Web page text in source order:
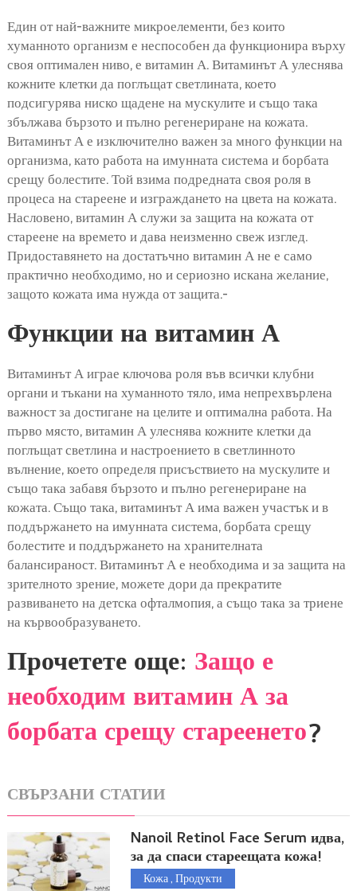
Един от най-важните микроелементи, без които
хуманното организм е неспособен да функционира върху
своя оптимален ниво, е витамин А. Витаминът А улеснява
кожните клетки да поглъщат светлината, което
подсигурява ниско щадене на мускулите и също така
збължава бързото и пълно регенериране на кожата.
Витаминът А е изключително важен за много функции на
организма, като работа на имунната система и борбата
срещу болестите. Той взима подредната своя роля в
процеса на стареене и изграждането на цвета на кожата.
Насловено, витамин А служи за защита на кожата от
стареене на времето и дава неизменно свеж изглед.
Придоставянето на достатъчно витамин А не е само
практично необходимо, но и сериозно искана желание,
защото кожата има нужда от защита.-
Функции на витамин А
Витаминът А играе ключова роля във всички клубни
органи и тъкани на хуманното тяло, има непрехвърлена
важност за достигане на целите и оптимална работа. На
първо място, витамин А улеснява кожните клетки да
поглъщат светлина и настроението в светлинното
вълнение, което определя присъствието на мускулите и
също така забавя бързото и пълно регенериране на
кожата. Също така, витаминът А има важен участък и в
поддържането на имунната система, борбата срещу
болестите и поддържането на хранителната
балансираност. Витаминът А е необходима и за защита на
зрителното зрение, можете дори да прекратите
развиването на детска офталмопия, а също така за триене
на кървообразуването.
Прочетете още: Защо е
необходим витамин А за
борбата срещу стареенето?
СВЪРЗАНИ СТАТИИ
Nanoil Retinol Face Serum идва,
за да спаси стареещата кожа!
Кожа, Продукти